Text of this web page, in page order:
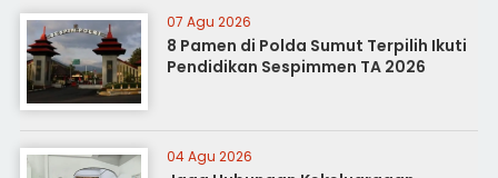
07 Agu 2026
8 Pamen di Polda Sumut Terpilih Ikuti
Pendidikan Sespimmen TA 2026
04 Agu 2026